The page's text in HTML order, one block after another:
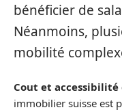
bénéficier de
Néanmoins,
mobilité
Cout et
immobilier suisse est